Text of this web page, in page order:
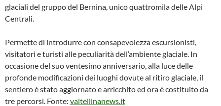
glaciali del gruppo del Bernina, unico quattromila delle Alpi
Centrali.
Permette di introdurre con consapevolezza escursionisti,
visitatori e turisti alle peculiarità dell’ambiente glaciale. In
occasione del suo ventesimo anniversario, alla luce delle
profonde modificazioni dei luoghi dovute al ritiro glaciale, il
sentiero è stato aggiornato e arricchito ed ora è costituito da
tre percorsi. Fonte: valtellinanews.it